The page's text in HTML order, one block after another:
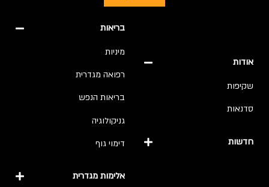
אודות
שקיפות
סדנאות
חדשות
בריאות
מיניות
רפואה מגדרית
בריאות הנפש
גניקולוגיה
דימוי גוף
אלימות מגדרית